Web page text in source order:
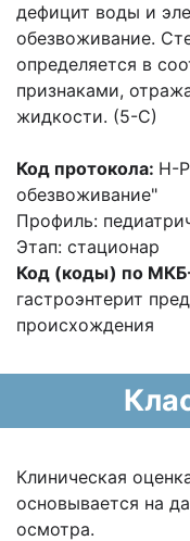
дефицит воды и
обезвоживание.
определяется в
признаками,
жидкости. (5-С)
Код протокола: H-
обезвоживание"
Профиль:
Этап: стационар
Код (коды) по
гастроэнтерит
происхождения
Клиническая
основывается на
осмотра.